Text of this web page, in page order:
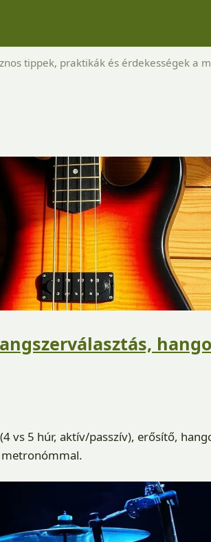
tippek, praktikák és érdekességek a
vs 5 húr, aktív/passzív), erősítő,
metronómmal.